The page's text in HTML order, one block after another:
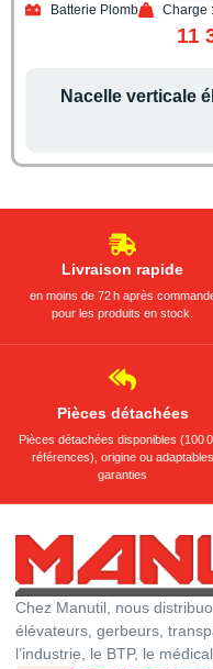
Batterie Plomb Charge
11
Nacelle verticale
Livraison rapide
en moins de 72 h après
pour les produits en stock.
Pièces détachées
Pièces détachées disponibles (100
références), origine ou adaptables
garanties
Chez Manutil, nous
élévateurs, gerbeurs,
l’industrie, le BTP, le